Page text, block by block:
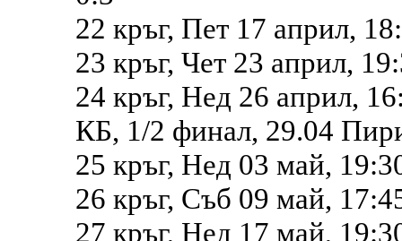
22 кръг, Пет 17 април,
23 кръг, Чет 23 април,
24 кръг, Нед 26 април,
КБ, 1/2 финал, 29.04
25 кръг, Нед 03 май,
26 кръг, Съб 09 май,
27 кръг, Нед 17 май,